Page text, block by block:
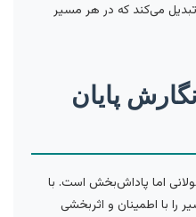
می‌کند که در هر مسیر
پایان
اما پاداش‌بخش است. با
را با اطمینان و اثربخشی